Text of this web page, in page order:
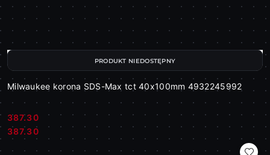
Milwaukee korona SDS-Max tct 40x100mm 4932245992
Cena:
387.30
Cena:
387.30
PRODUKT NIEDOSTĘPNY